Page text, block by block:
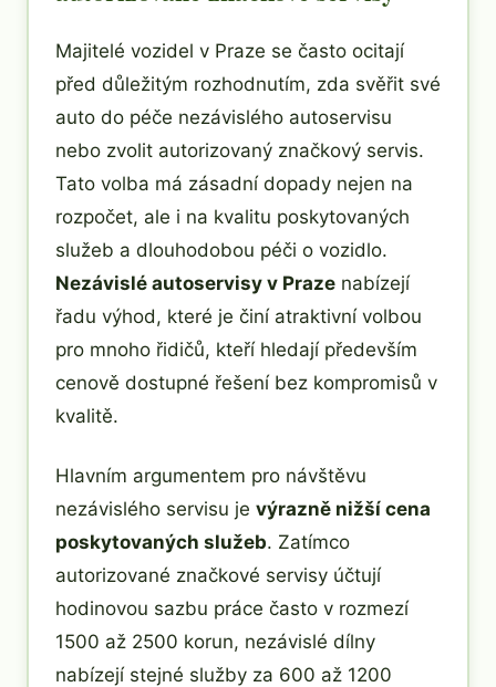
Majitelé vozidel v Praze se často ocitají
před důležitým rozhodnutím, zda svěřit své
auto do péče nezávislého autoservisu
nebo zvolit autorizovaný značkový servis.
Tato volba má zásadní dopady nejen na
rozpočet, ale i na kvalitu poskytovaných
služeb a dlouhodobou péči o vozidlo.
Nezávislé autoservisy v Praze nabízejí
řadu výhod, které je činí atraktivní volbou
pro mnoho řidičů, kteří hledají především
cenově dostupné řešení bez kompromisů v
kvalitě.
Hlavním argumentem pro návštěvu
nezávislého servisu je výrazně nižší cena
poskytovaných služeb. Zatímco
autorizované značkové servisy účtují
hodinovou sazbu práce často v rozmezí
1500 až 2500 korun, nezávislé dílny
nabízejí stejné služby za 600 až 1200